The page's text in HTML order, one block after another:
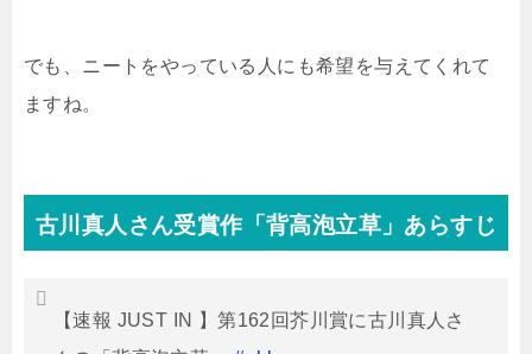
でも、ニートをやっている人にも希望を与えてくれて
ますね。
古川真人さん受賞作「背高泡立草」あらすじ
【速報 JUST IN 】第162回芥川賞に古川真人さ